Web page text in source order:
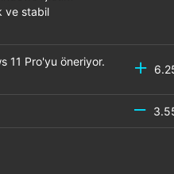
ve stabil
11 Pro'yu öneriyor.